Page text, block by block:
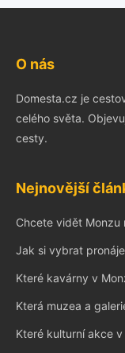
O nás
Domesta.cz je
celého světa.
cesty.
Nejnovější
Chcete vidět Monzu
Jak si vybrat
Které kavárny v
Která muzea a
Které kulturní akce